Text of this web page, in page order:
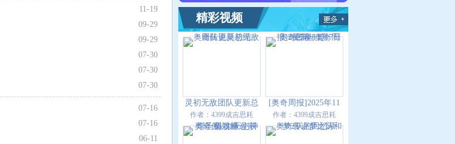
11-19
09-29
09-29
07-30
07-30
07-30
07-16
07-16
06-11
精彩视频
灵初无敌团队更新总
结
作者： 4399成吉思耗
[奥奇周报]2025年11
月7日更新一览
作者： 4399成吉思耗